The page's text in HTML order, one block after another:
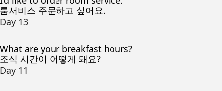
룸서비스 주문하고 싶어요.
Day 13
What are your breakfast hours?
조식 시간이 어떻게 돼요?
Day 11